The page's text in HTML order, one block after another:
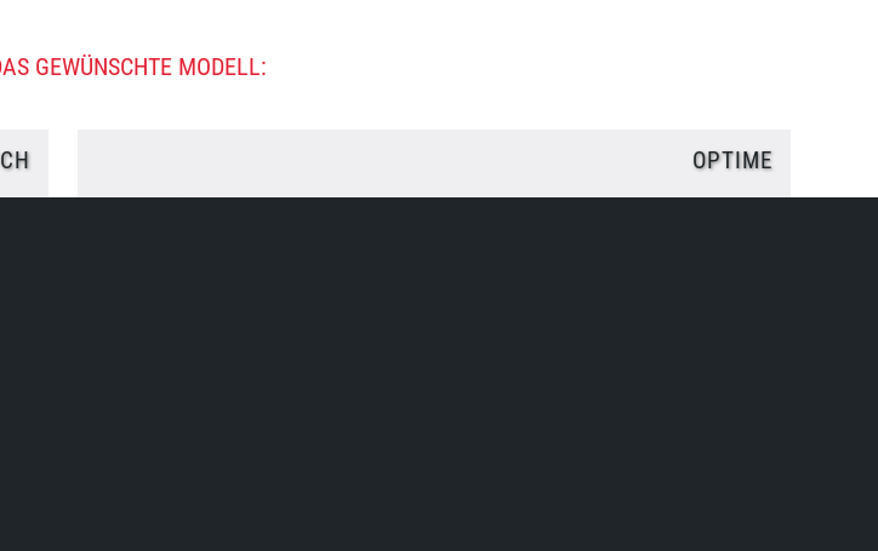
GEWÜNSCHTE MODELL:
OPTIME